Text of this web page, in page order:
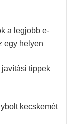
a legjobb e-
egy helyen
javítási tippek
kecskemét